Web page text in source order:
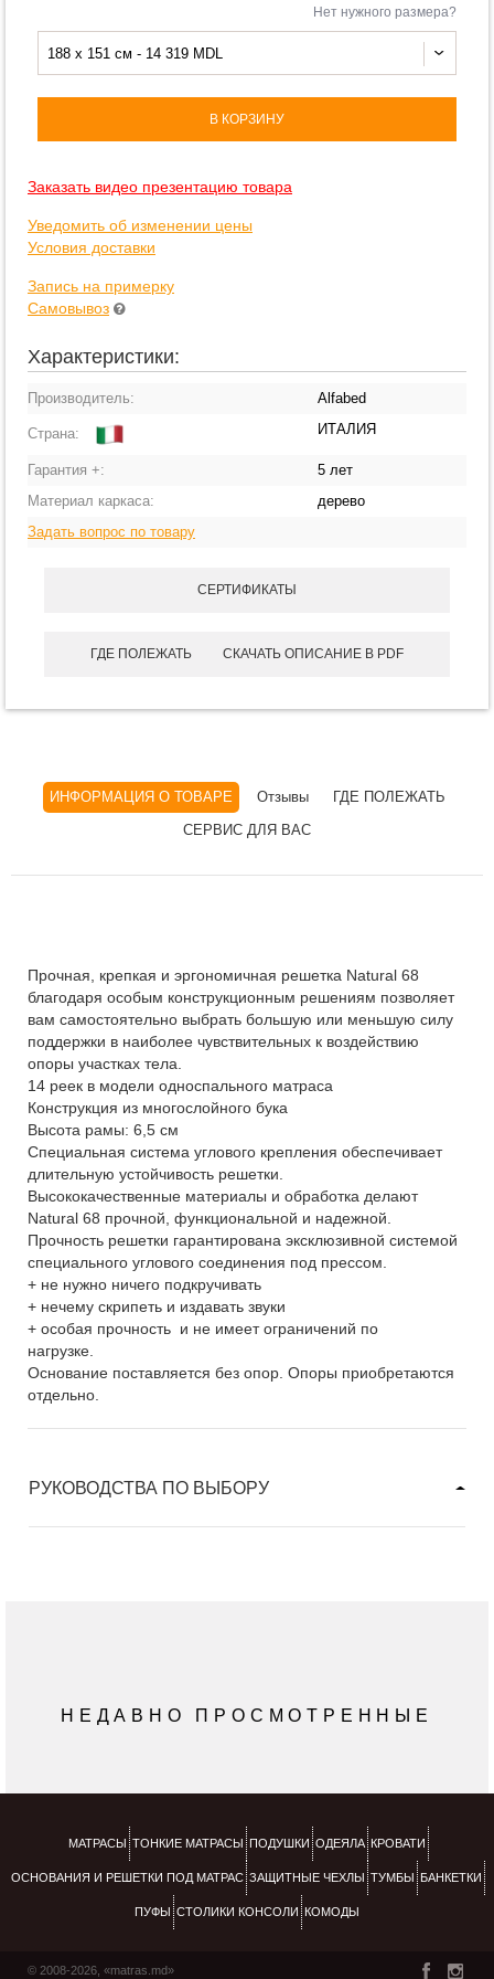
Нет нужного размера?
188 x 151 см - 14 319 MDL
В КОРЗИНУ
Заказать видео презентацию товара
Уведомить об изменении цены
Условия доставки
Запись на примерку
Самовывоз
Характеристики:
Производитель: Alfabed
Страна: ИТАЛИЯ
Гарантия +:
5 лет
Материал каркаса:
дерево
Задать вопрос по товару
СЕРТИФИКАТЫ
ГДЕ ПОЛЕЖАТЬ СКАЧАТЬ ОПИСАНИЕ В PDF
ИНФОРМАЦИЯ О ТОВАРЕ Отзывы
ГДЕ ПОЛЕЖАТЬ
СЕРВИС ДЛЯ ВАС
Прочная, крепкая и эргономичная решетка Natural 68
благодаря особым конструкционным решениям позволяет
вам самостоятельно выбрать большую или меньшую силу
поддержки в наиболее чувствительных к воздействию
опоры участках тела.
14 реек в модели односпального матраса
Конструкция из многослойного бука
Высота рамы: 6,5 см
Специальная система углового крепления обеспечивает
длительную устойчивость решетки.
Высококачественные материалы и обработка делают
Natural 68 прочной, функциональной и надежной.
Прочность решетки гарантирована эксклюзивной системой
специального углового соединения под прессом.
+ не нужно ничего подкручивать
+ нечему скрипеть и издавать звуки
+ особая прочность и не имеет ограничений по
нагрузке.
Основание поставляется без опор. Опоры приобретаются
отдельно.
РУКОВОДСТВА ПО ВЫБОРУ
НЕДАВНО ПРОСМОТРЕННЫЕ
МАТРАСЫ ТОНКИЕ МАТРАСЫ ПОДУШКИ ОДЕЯЛА КРОВАТИ
ОСНОВАНИЯ И РЕШЕТКИ ПОД МАТРАС ЗАЩИТНЫЕ ЧЕХЛЫ ТУМБЫ БАНКЕТКИ
ПУФЫ СТОЛИКИ КОНСОЛИ КОМОДЫ
© 2008-2026, «matras.md»